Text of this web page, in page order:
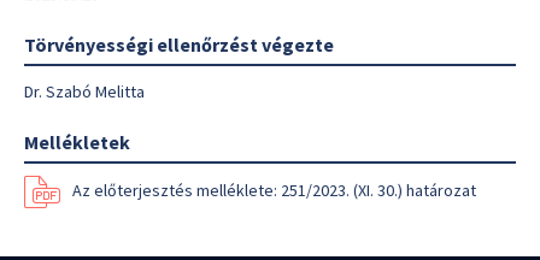
Törvényességi ellenőrzést végezte
Dr. Szabó Melitta
Mellékletek
Az előterjesztés melléklete: 251/2023. (XI. 30.) határozat